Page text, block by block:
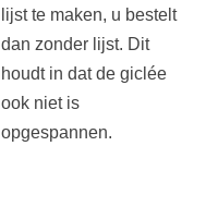
lijst te maken, u bestelt
dan zonder lijst. Dit
houdt in dat de giclée
ook niet is
opgespannen.